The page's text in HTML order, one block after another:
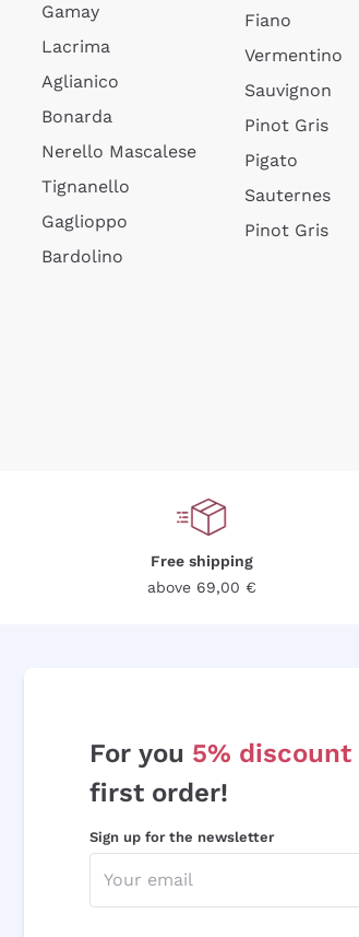
Gamay
Lacrima
Aglianico
Bonarda
Nerello Mascalese
Tignanello
Gaglioppo
Bardolino
Fiano
Vermentino
Sauvignon
Pinot Gris
Pigato
Sauternes
Pinot Gris
Free shipping
above 69,00 €
For you 5% discount
first order!
Sign up for the newsletter